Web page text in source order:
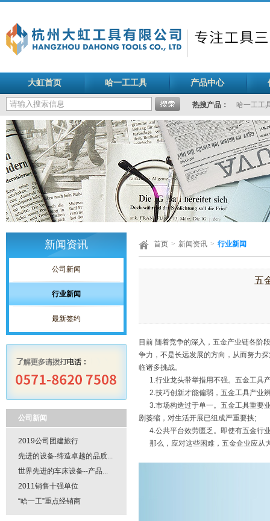
大虹首页 哈一工工具 产品中心
热搜产品： 哈一工工
新闻资讯
公司新闻
行业新闻
最新签约
公司新闻
2019公司团建旅行
先进的设备-缔造卓越的品质...
世界先进的车床设备--产品...
2011销售十强单位
“哈一工”重点经销商
首页 > 新闻资讯 > 行业新闻
五
目前 随着竞争的深入，五金产业链各阶
争力，不是长远发展的方向，从而努力
临诸多挑战。
1.行业龙头带举措用不强。五金工具
2.技巧创新才能偏弱，五金工具产业
3.市场构造过于单一。五金工具重要
剧萎缩，对生活开展已组成严重要挟;
4.公共平台效劳匮乏。即使有五金行
那么，应对这些困难，五金企业应从